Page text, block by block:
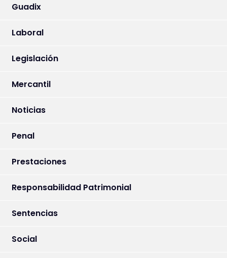
Guadix
Laboral
Legislación
Mercantil
Noticias
Penal
Prestaciones
Responsabilidad Patrimonial
Sentencias
Social